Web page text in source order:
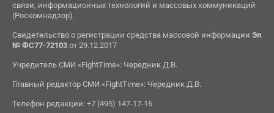
связи, информационных технологий и массовых коммуникаций
(Роскомнадзор).
Свидетельство о регистрации средства массовой информации Эл
№ ФС77-72103от 29.12.2017
Учредитель СМИ «FightTime»: Чередник Д.В.
Главный редактор СМИ «FightTime»: Чередник Д.В.
Телефон редакции: +7 (495) 147-17-16